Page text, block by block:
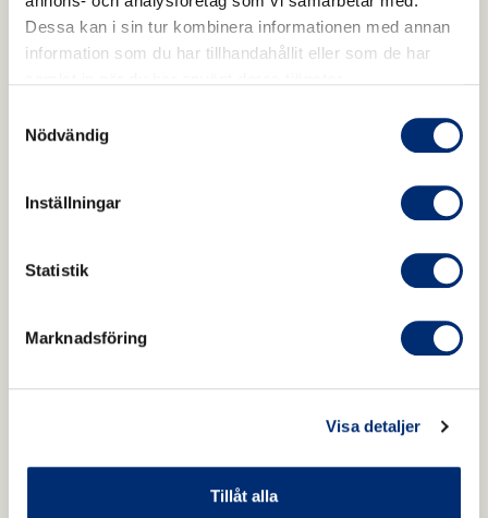
Dessa kan i sin tur kombinera informationen med annan
information som du har tillhandahållit eller som de har
Nödvändig
Inställningar
Statistik
Marknadsföring
Visa detaljer
Tillåt alla